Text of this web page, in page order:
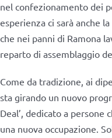
nel confezionamento dei
esperienza ci sarà anche
che nei panni di Ramona
reparto di assemblaggio
Come da tradizione, ai
sta girando un nuovo
Deal’, dedicato a persone
una nuova occupazione.